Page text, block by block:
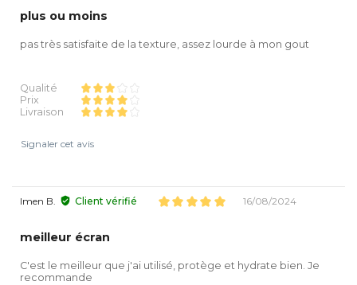
plus ou moins
pas très satisfaite de la texture, assez lourde à mon gout
Qualité
Prix
Livraison
Signaler cet avis
Imen B. Client vérifié 16/08/2024
meilleur écran
C'est le meilleur que j'ai utilisé, protège et hydrate bien. Je
recommande